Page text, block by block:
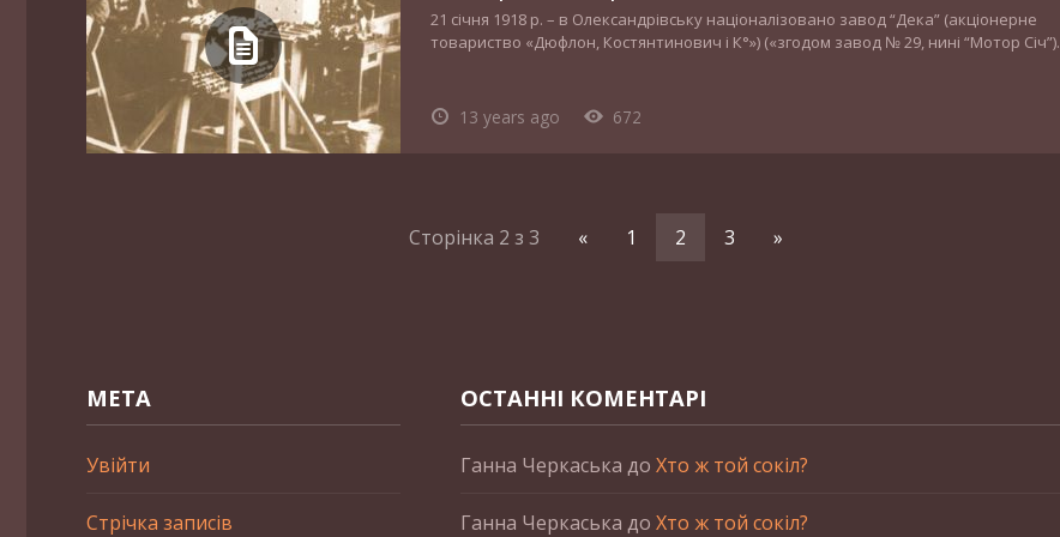
13 years ago 672
21 січня 1918 р. – в Олександрівську націоналізовано завод “Дека” (акціонерне
товариство «Дюфлон, Костянтинович і К°») («згодом завод № 29, нині “Мотор Січ”).
Сторінка 2 з 3 « 1 2 3 »
МЕТА
Увійти
Стрічка записів
ОСТАННІ КОМЕНТАРІ
Ганна Черкаська до Хто ж той сокіл?
Ганна Черкаська до Хто ж той сокіл?